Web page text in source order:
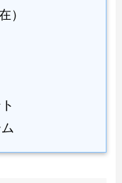
）